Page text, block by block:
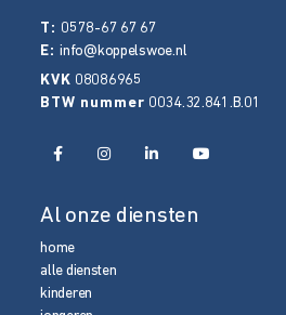
T: 0578-67 67 67
E:info@koppelswoe.nl
KVK 08086965
BTW nummer 0034.32.841.B.01
Al onze diensten
home
alle diensten
kinderen